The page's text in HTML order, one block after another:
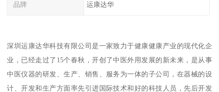
品牌 运康达华
深圳运康达华科技有限公司是一家致力于健康健康产业的现代化企
业，已经走过了15个春秋，开创了中医外用发展的新未来，是从事
中医仪器的研发、生产、销售、服务为一体的子公司，在器械的设
计、开发和生产方面率先引进国际技术和好的科技人员，先后开发